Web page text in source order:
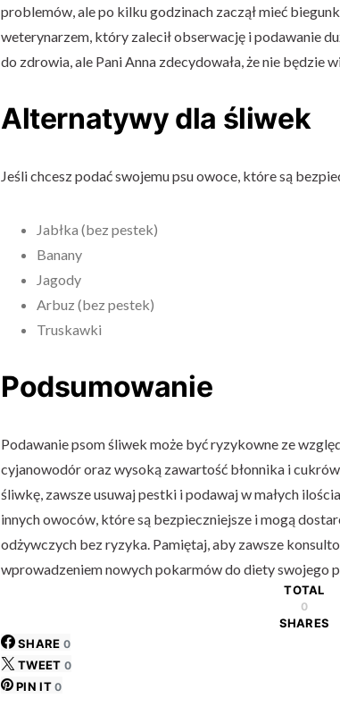
problemów, ale po kilku godzinach zaczął mieć
weterynarzem, który zalecił obserwację i podawanie
do zdrowia, ale Pani Anna zdecydowała, że nie będzie
Alternatywy dla śliwek
Jeśli chcesz podać swojemu psu owoce, które są
Jabłka (bez pestek)
Banany
Jagody
Arbuz (bez pestek)
Truskawki
Podsumowanie
Podawanie psom śliwek może być ryzykowne ze
cyjanowodór oraz wysoką zawartość błonnika i
śliwkę, zawsze usuwaj pestki i podawaj w małych
innych owoców, które są bezpieczniejsze i mogą
odżywczych bez ryzyka. Pamiętaj, aby zawsze
wprowadzeniem nowych pokarmów do diety swojego
TOTAL
0
SHARES
SHARE 0
TWEET 0
PIN IT 0